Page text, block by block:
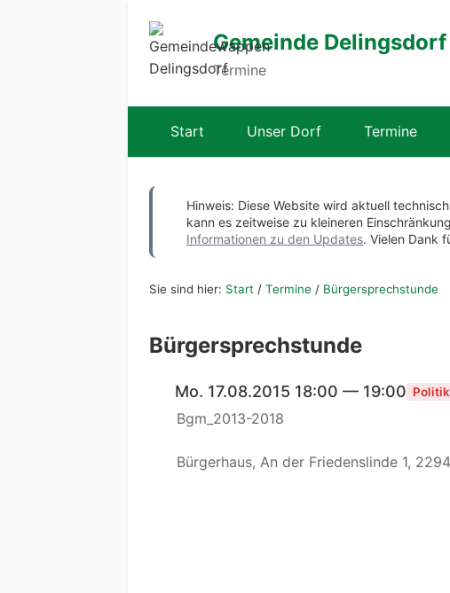
Gemeinde Delingsdorf
Termine
Start Unser Dorf Termine
Hinweis: Diese Website wird aktuell
kann es zeitweise zu kleineren
Informationen zu den Updates. Vielen Dank
Sie sind hier: Start / Termine / Bürgersprechstunde
Bürgersprechstunde
Mo. 17.08.2015 18:00 — 19:00 Politik
Bgm_2013-2018
Bürgerhaus, An der Friedenslinde 1,